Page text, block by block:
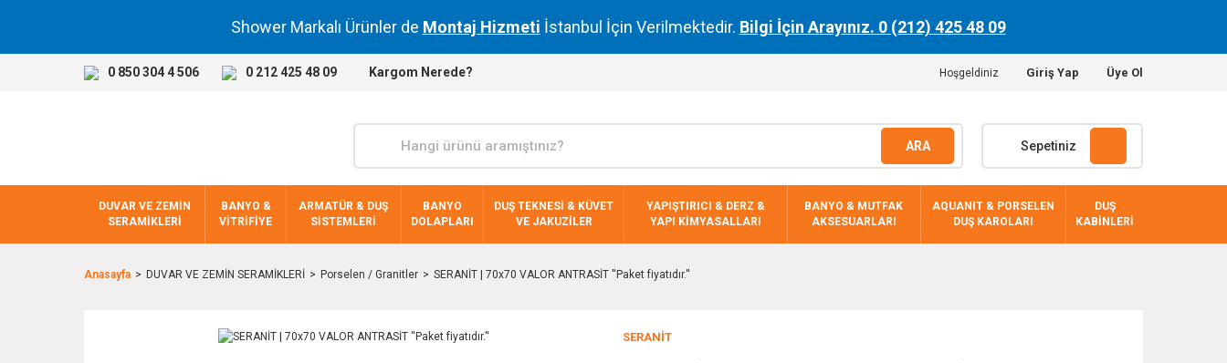
Shower Markalı Ürünler de Montaj Hizmeti İstanbul İçin Verilmektedir. Bilgi İçin Arayınız. 0 (212) 425 48 09
0 850 304 4 506 0 212 425 48 09 Kargom Nerede? Hoşgeldiniz Giriş Yap Üye Ol
ARA Sepetiniz
DUVAR VE ZEMİN
SERAMİKLERİ
BANYO &
VİTRİFİYE
ARMATÜR & DUŞ
SİSTEMLERİ
BANYO
DOLAPLARI
DUŞ TEKNESİ & KÜVET
VE JAKUZİLER
YAPIŞTIRICI & DERZ &
YAPI KİMYASALLARI
BANYO & MUTFAK
AKSESUARLARI
AQUANIT & PORSELEN
DUŞ KAROLARI
DUŞ
KABİNLERİ
Anasayfa DUVAR VE ZEMİN SERAMİKLERİ Porselen / Granitler SERANİT | 70x70 VALOR ANTRASİT ''Paket fiyatıdır.''
SERANİT